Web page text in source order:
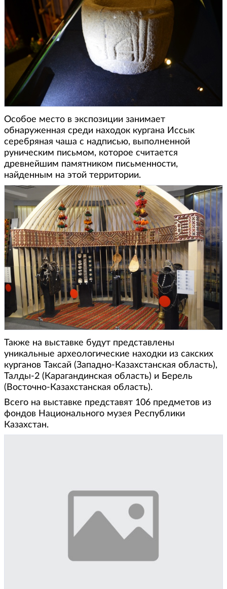
Особое место в экспозиции занимает
обнаруженная среди находок кургана Иссык
серебряная чаша с надписью, выполненной
руническим письмом, которое считается
древнейшим памятником письменности,
найденным на этой территории.
Также на выставке будут представлены
уникальные археологические находки из сакских
курганов Таксай (Западно-Казахстанская область),
Талды-2 (Карагандинская область) и Берель
(Восточно-Казахстанская область).
Всего на выставке представят 106 предметов из
фондов Национального музея Республики
Казахстан.